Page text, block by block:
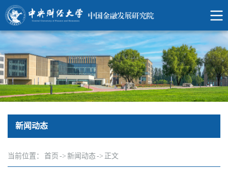
新闻动态
当前位置： 首页 -> 新闻动态-> 正文